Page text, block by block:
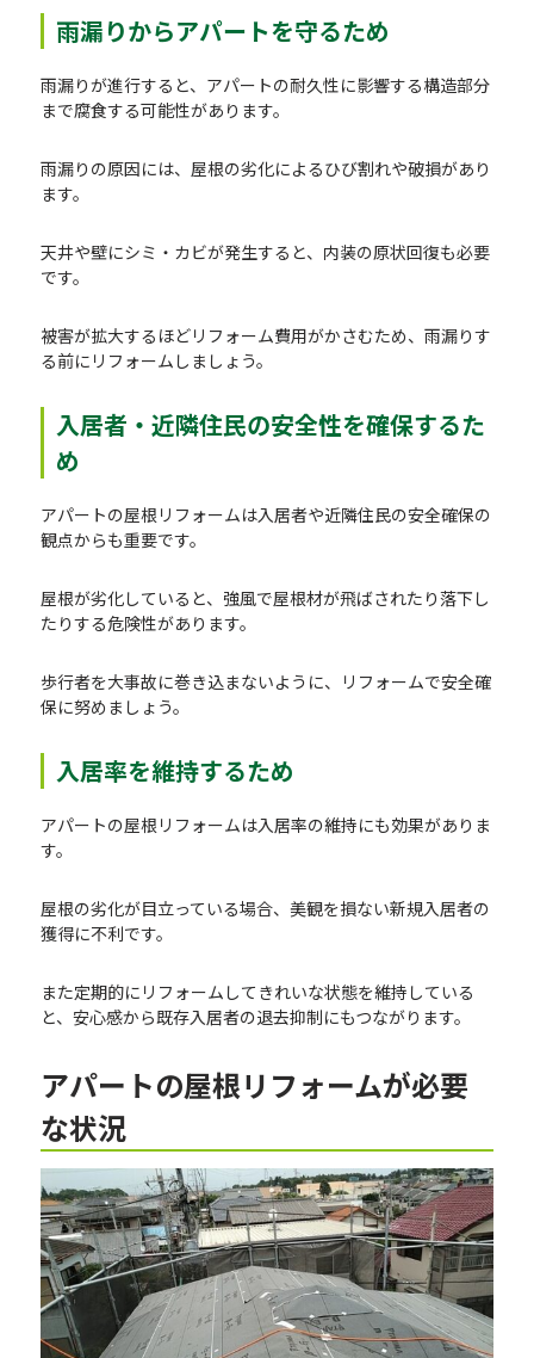
雨漏りからアパートを守るため
雨漏りが進行すると、アパートの耐久性に影響する構造部分
まで腐食する可能性があります。
雨漏りの原因には、屋根の劣化によるひび割れや破損があり
ます。
天井や壁にシミ・カビが発生すると、内装の原状回復も必要
です。
被害が拡大するほどリフォーム費用がかさむため、雨漏りす
る前にリフォームしましょう。
入居者・近隣住民の安全性を確保するた
め
アパートの屋根リフォームは入居者や近隣住民の安全確保の
観点からも重要です。
屋根が劣化していると、強風で屋根材が飛ばされたり落下し
たりする危険性があります。
歩行者を大事故に巻き込まないように、リフォームで安全確
保に努めましょう。
入居率を維持するため
アパートの屋根リフォームは入居率の維持にも効果がありま
す。
屋根の劣化が目立っている場合、美観を損ない新規入居者の
獲得に不利です。
また定期的にリフォームしてきれいな状態を維持している
と、安心感から既存入居者の退去抑制にもつながります。
アパートの屋根リフォームが必要
な状況